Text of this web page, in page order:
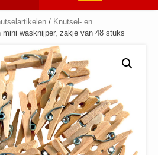
/ Knutsel- en
mini wasknijper, zakje van 48 stuks